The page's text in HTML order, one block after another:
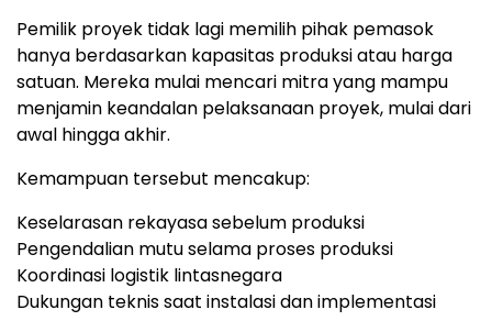
Pemilik proyek tidak lagi memilih pihak pemasok
hanya berdasarkan kapasitas produksi atau harga
satuan. Mereka mulai mencari mitra yang mampu
menjamin keandalan pelaksanaan proyek, mulai dari
awal hingga akhir.
Kemampuan tersebut mencakup:
Keselarasan rekayasa sebelum produksi
Pengendalian mutu selama proses produksi
Koordinasi logistik lintasnegara
Dukungan teknis saat instalasi dan implementasi